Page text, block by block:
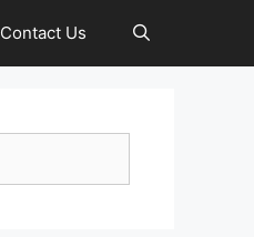
Contact Us